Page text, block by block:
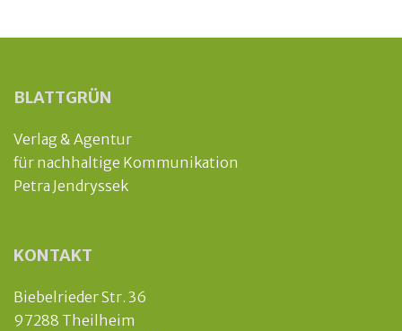
BLATTGRÜN
Verlag & Agentur
für nachhaltige Kommunikation
Petra Jendryssek
KONTAKT
Biebelrieder Str. 36
97288 Theilheim